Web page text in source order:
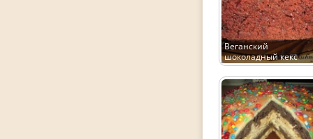
Веганский
шоколадный кекс